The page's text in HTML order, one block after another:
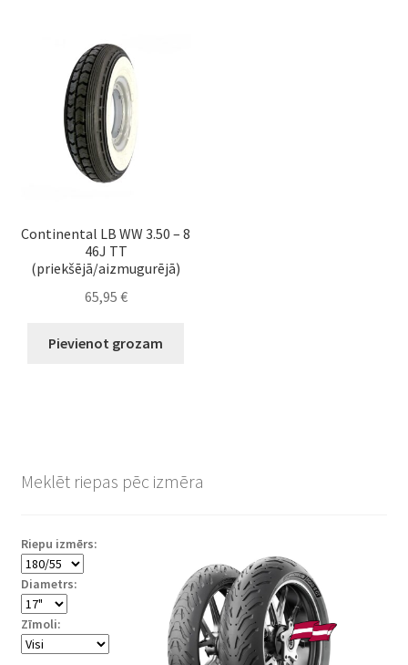
Continental LB WW 3.50 – 8
46J TT
(priekšējā/aizmugurējā)
65,95 €
Pievienot grozam
Meklēt riepas pēc izmēra
Riepu izmērs:
Diametrs:
Zīmoli: